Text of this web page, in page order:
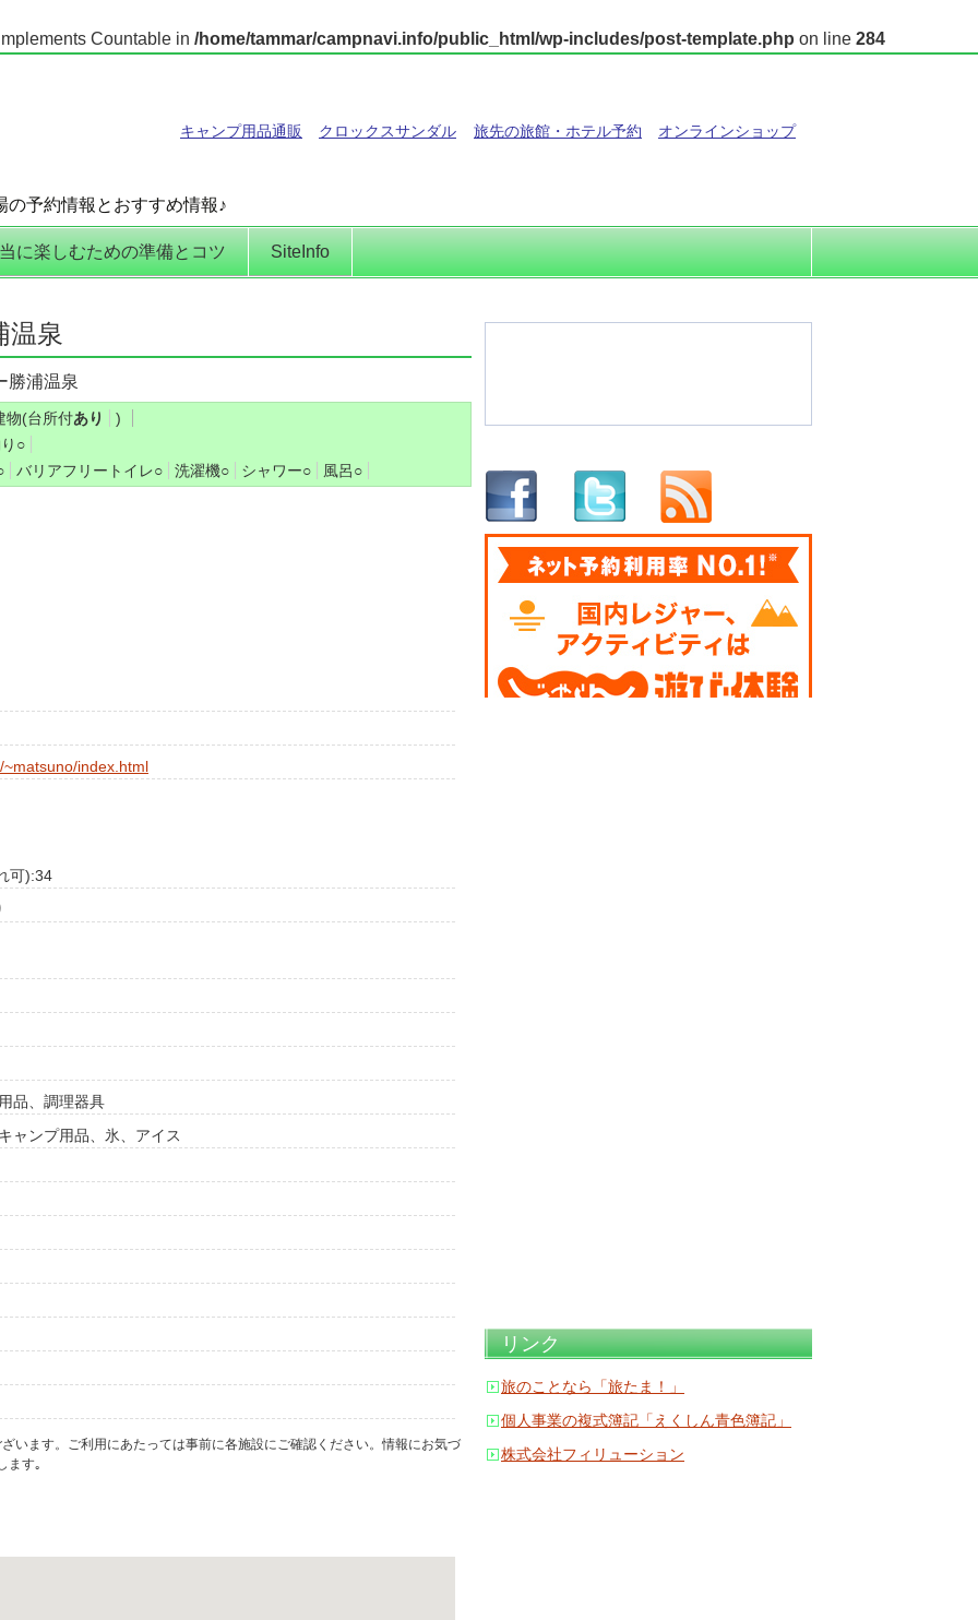
Countable in /home/tammar/campnavi.info/public_html/wp-includes/post-template.php on line 284
キャンプ用品通販 クロックスサンダル 旅先の旅館・ホテル予約 オンラインショップ
予約情報とおすすめ情報♪
に楽しむための準備とコツ SiteInfo
温泉
勝浦温泉
物(台所付あり
)
○
バリアフリートイレ○ 洗濯機○ シャワー○ 風呂○
index.html
可):34
品、調理器具
ャンプ用品、氷、アイス
います。ご利用にあたっては事前に各施設にご確認ください。情報にお気づ
ます｡
リンク
旅のことなら「旅たま！」
個人事業の複式簿記「えくしん青色簿記」
株式会社フィリューション